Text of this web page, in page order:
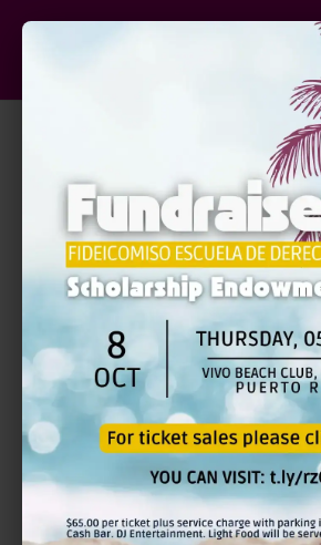
NUEVA LEY DE
CAMBIOS Y
MODIFICACIONES |
PRESENCIAL
$110.00